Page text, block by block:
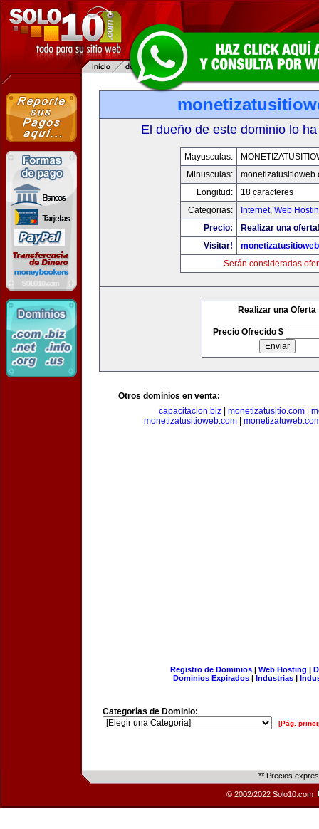
El dueño de este dominio lo
Mayusculas:
Minusculas:
Longitud:
18 caracteres
Categorias:
Internet, Web
Precio:
Realizar una
Visitar!
Serán consideradas
Realizar una Oferta
Precio Ofrecido $
Otros dominios en venta:
capacitacion.biz| monetizatusitio.com|
monetizatusitioweb.com
Registro de Dominios| Web Hosting |
Dominios Expirados | Industrias |
Categorías de Dominio:
[Pág.
** Precios
© 2002/2022 Solo10.com